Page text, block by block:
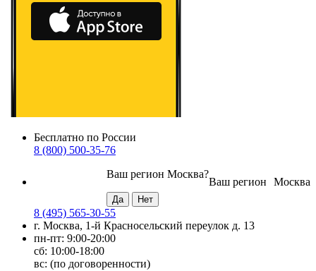
Бесплатно по России
8 (800) 500-35-76
Москва
Ваш регион
Ваш регион Москва?
8 (495) 565-30-55
г. Москва, 1-й Красносельский переулок д. 13
пн-пт: 9:00-20:00
сб: 10:00-18:00
вс: (по договоренности)